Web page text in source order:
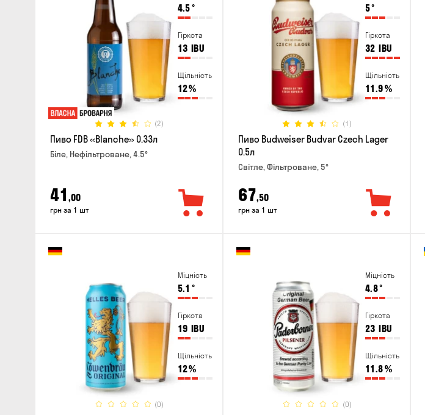
4.5°
Гіркота
13 IBU
Щільність
12%
(2)
Пиво FDB «Blanche» 0.33л
Біле, Нефільтроване, 4.5°
41 ,00
грн за 1 шт
5°
Гіркота
32 IBU
Щільність
11.9%
(1)
Пиво Budweiser Budvar Czech Lager
0.5л
Світле, Фільтроване, 5°
67,50
грн за 1 шт
Міцність
5.1 °
Гіркота
19 IBU
Щільність
12%
(0)
Міцність
4.8°
Гіркота
23 IBU
Щільність
11.8%
(0)